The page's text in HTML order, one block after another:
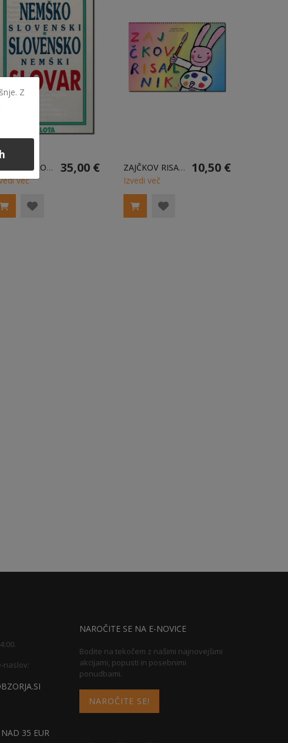
NEMŠKO-SLOVENSKI IN SLOVENSKO-NEMŠKI SLOVAR 35,00 €
več
ZAJČKOV RISALNIK 10,50 €
Izvedi več
naslov:
35 EUR
NAROČITE SE NA E-NOVICE
Bodite na tekočem z našimi najnovejšimi
akcijami, popusti in posebnimi
ponudbami.
NAROČITE SE!
Z